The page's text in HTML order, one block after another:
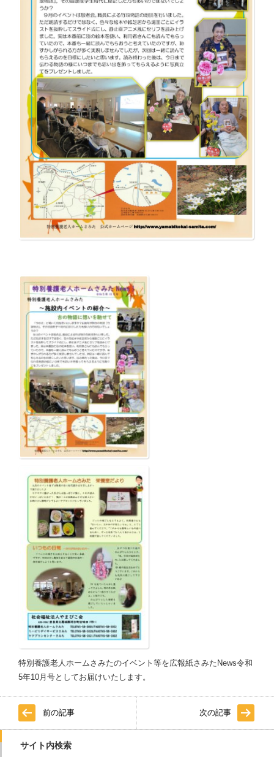
特別養護老人ホームさみたのイベント等を広報紙さみたNews令和
5年10月号としてお届けいたします。
前の記事 次の記事
サイト内検索